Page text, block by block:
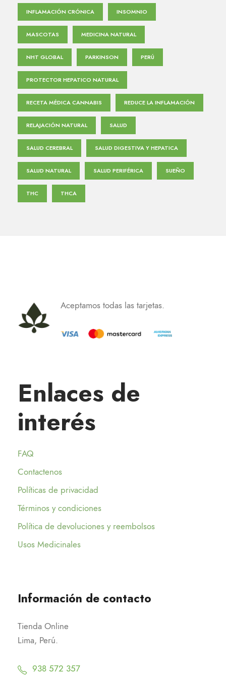
INFLAMACIÓN CRÓNICA INSOMNIO
MASCOTAS MEDICINA NATURAL
NHT GLOBAL PARKINSON PERÚ
PROTECTOR HEPATICO NATURAL
RECETA MÉDICA CANNABIS REDUCE LA INFLAMACIÓN
RELAJACIÓN NATURAL SALUD
SALUD CEREBRAL SALUD DIGESTIVA Y HEPATICA
SALUD NATURAL SALUD PERIFÉRICA SUEÑO
THC THCA
Aceptamos todas las tarjetas.
Enlaces de
interés
FAQ
Contactenos
Políticas de privacidad
Términos y condiciones
Política de devoluciones y reembolsos
Usos Medicinales
Información de contacto
Tienda Online
Lima, Perú.
938 572 357